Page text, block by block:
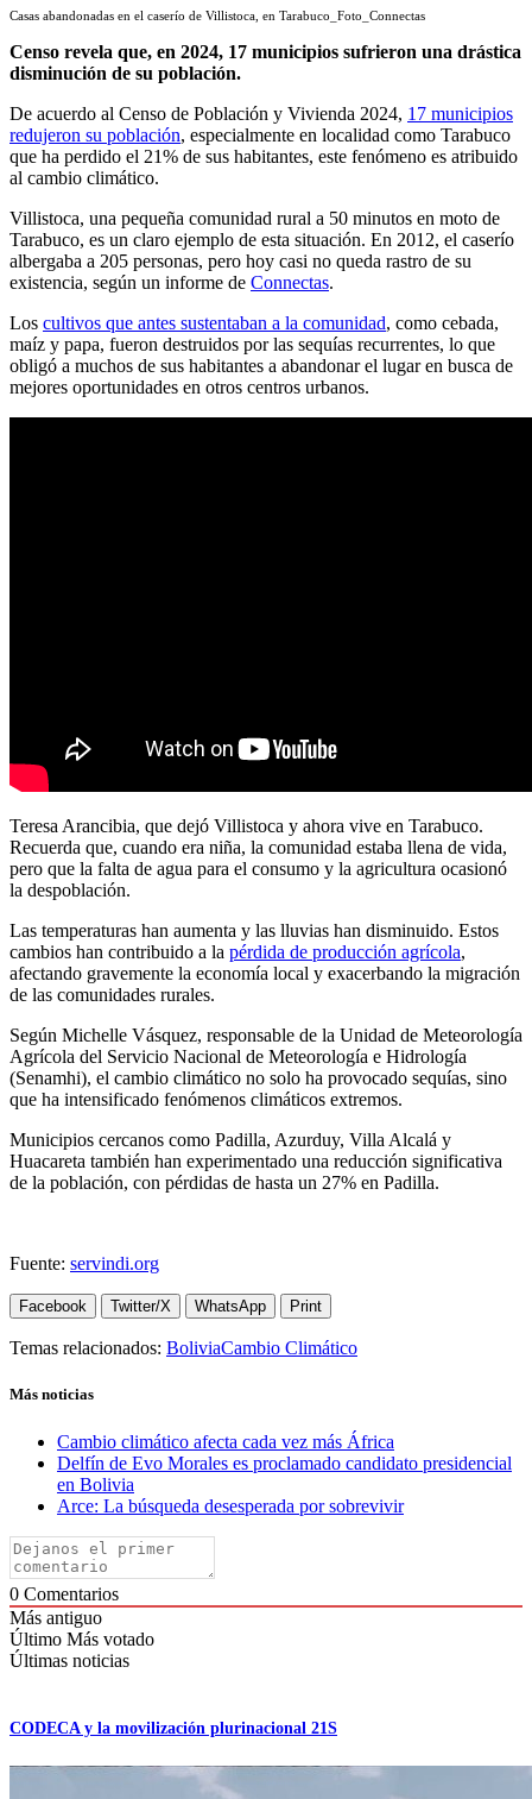
Casas abandonadas en el caserío de Villistoca, en Tarabuco_Foto_Connectas
Censo revela que, en 2024, 17 municipios sufrieron una drástica
disminución de su población.
De acuerdo al Censo de Población y Vivienda 2024, 17 municipios
redujeron su población, especialmente en localidad como Tarabuco
que ha perdido el 21% de sus habitantes, este fenómeno es atribuido
al cambio climático.
Villistoca, una pequeña comunidad rural a 50 minutos en moto de
Tarabuco, es un claro ejemplo de esta situación. En 2012, el caserío
albergaba a 205 personas, pero hoy casi no queda rastro de su
existencia, según un informe de Connectas.
Los cultivos que antes sustentaban a la comunidad, como cebada,
maíz y papa, fueron destruidos por las sequías recurrentes, lo que
obligó a muchos de sus habitantes a abandonar el lugar en busca de
mejores oportunidades en otros centros urbanos.
Teresa Arancibia, que dejó Villistoca y ahora vive en Tarabuco.
Recuerda que, cuando era niña, la comunidad estaba llena de vida,
pero que la falta de agua para el consumo y la agricultura ocasionó
la despoblación.
Las temperaturas han aumenta y las lluvias han disminuido. Estos
cambios han contribuido a la pérdida de producción agrícola,
afectando gravemente la economía local y exacerbando la migración
de las comunidades rurales.
Según Michelle Vásquez, responsable de la Unidad de Meteorología
Agrícola del Servicio Nacional de Meteorología e Hidrología
(Senamhi), el cambio climático no solo ha provocado sequías, sino
que ha intensificado fenómenos climáticos extremos.
Municipios cercanos como Padilla, Azurduy, Villa Alcalá y
Huacareta también han experimentado una reducción significativa
de la población, con pérdidas de hasta un 27% en Padilla.
Fuente: servindi.org
Facebook Twitter/X WhatsApp Print
Temas relacionados: BoliviaCambio Climático
Más noticias
Cambio climático afecta cada vez más África
Delfín de Evo Morales es proclamado candidato presidencial
en Bolivia
Arce: La búsqueda desesperada por sobrevivir
0 Comentarios
Más antiguo
Último Más votado
Últimas noticias
CODECA y la movilización plurinacional 21S